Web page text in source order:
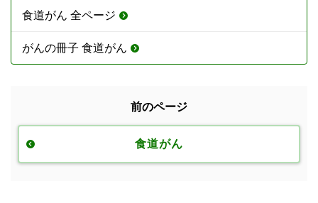
食道がん 全ページ
がんの冊子 食道がん
前のページ
食道がん